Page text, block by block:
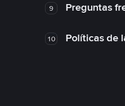
9 Preguntas
10 Políticas de